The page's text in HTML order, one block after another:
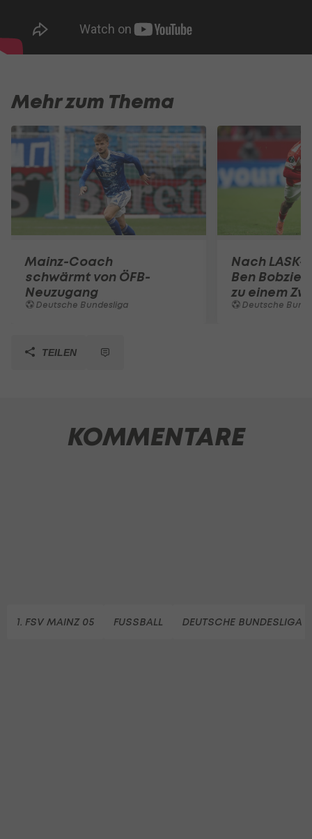
Mehr zum Thema
Mainz-Coach
schwärmt von ÖFB-
Neuzugang
Deutsche Bundesliga
Nach LASK-
Ben
zu einem
Deutsche
TEILEN
KOMMENTARE
1. FSV MAINZ 05 FUSSBALL DEUTSCHE BUNDESLIGA